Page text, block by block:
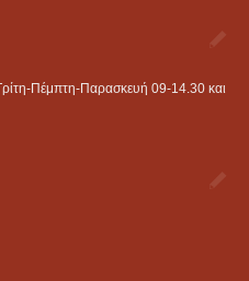
Πέμπτη-Παρασκευή 09-14.30 και